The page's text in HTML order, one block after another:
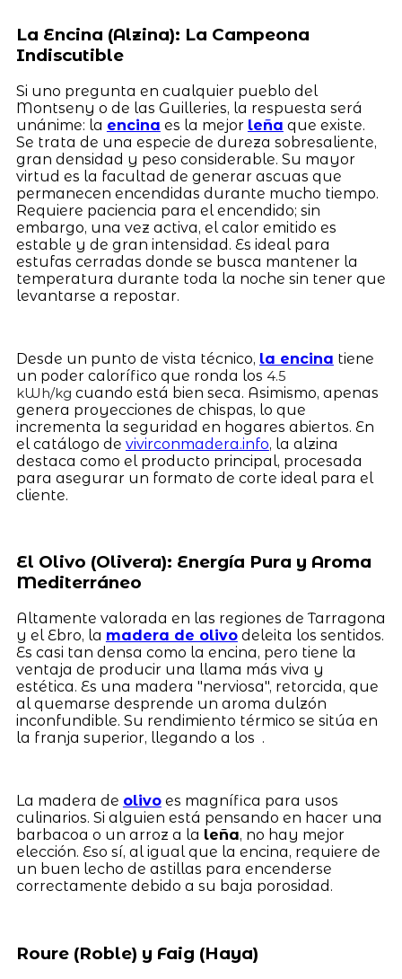
La Encina (Alzina): La Campeona
Indiscutible
Si uno pregunta en cualquier pueblo del
Montseny o de las Guilleries, la respuesta será
unánime: la encina es la mejor leña que existe.
Se trata de una especie de dureza sobresaliente,
gran densidad y peso considerable. Su mayor
virtud es la facultad de generar ascuas que
permanecen encendidas durante mucho tiempo.
Requiere paciencia para el encendido; sin
embargo, una vez activa, el calor emitido es
estable y de gran intensidad. Es ideal para
estufas cerradas donde se busca mantener la
temperatura durante toda la noche sin tener que
levantarse a repostar.
Desde un punto de vista técnico, la encina tiene
un poder calorífico que ronda los 4.5
kWh/kg cuando está bien seca. Asimismo, apenas
genera proyecciones de chispas, lo que
incrementa la seguridad en hogares abiertos. En
el catálogo de vivirconmadera.info, la alzina
destaca como el producto principal, procesada
para asegurar un formato de corte ideal para el
cliente.
El Olivo (Olivera): Energía Pura y Aroma
Mediterráneo
Altamente valorada en las regiones de Tarragona
y el Ebro, la madera de olivodeleita los sentidos.
Es casi tan densa como la encina, pero tiene la
ventaja de producir una llama más viva y
estética. Es una madera "nerviosa", retorcida, que
al quemarse desprende un aroma dulzón
inconfundible. Su rendimiento térmico se sitúa en
la franja superior, llegando a los .
La madera de olivoes magnífica para usos
culinarios. Si alguien está pensando en hacer una
barbacoa o un arroz a la leña, no hay mejor
elección. Eso sí, al igual que la encina, requiere de
un buen lecho de astillas para encenderse
correctamente debido a su baja porosidad.
Roure (Roble) y Faig (Haya)